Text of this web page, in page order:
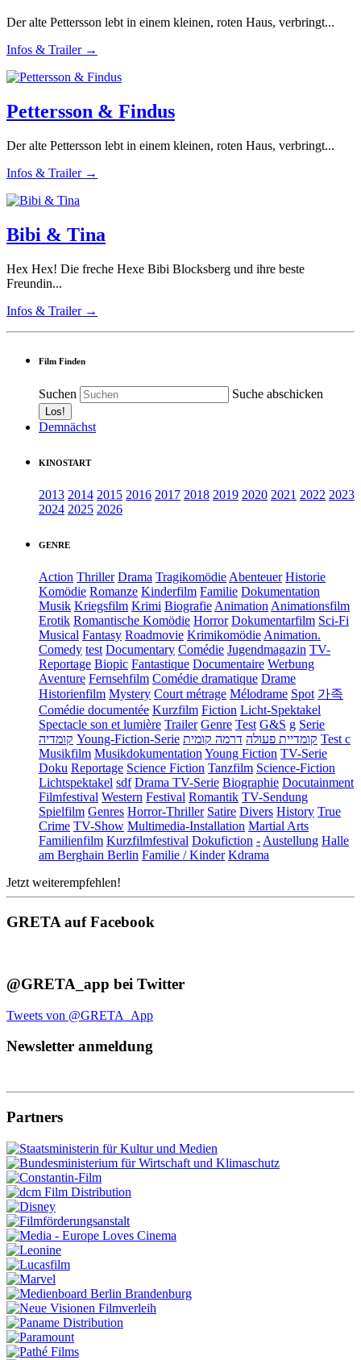
Der alte Pettersson lebt in einem kleinen, roten Haus, verbringt...
Infos & Trailer →
Pettersson & Findus
Der alte Pettersson lebt in einem kleinen, roten Haus, verbringt...
Infos & Trailer →
Bibi & Tina
Hex Hex! Die freche Hexe Bibi Blocksberg und ihre beste
Freundin...
Infos & Trailer →
Film Finden
Suchen Suche abschicken
Demnächst
KINOSTART
2013 2014 2015 2016 2017 2018 2019 2020 2021 2022 2023
2024 2025 2026
GENRE
Action Thriller Drama Tragikomödie Abenteuer Historie
Komödie Romanze Kinderfilm Familie Dokumentation
Musik Kriegsfilm Krimi Biografie Animation Animationsfilm
Erotik Romantische Komödie Horror Dokumentarfilm Sci-Fi
Musical Fantasy Roadmovie Krimikomödie Animation.
Comedy test Documentary Comédie Jugendmagazin TV-
Reportage Biopic Fantastique Documentaire Werbung
Aventure Fernsehfilm Comédie dramatique Drame
Historienfilm Mystery Court métrage Mélodrame Spot 가족
Comédie documentée Kurzfilm Fiction Licht-Spektakel
Spectacle son et lumière Trailer Genre Test G&S g Serie
קומדיה Young-Fiction-Serie קומדיית פעולה דרמה קומית
Test c
Musikfilm Musikdokumentation Young Fiction TV-Serie
Doku Reportage Science Fiction Tanzfilm Science-Fiction
Lichtspektakel sdf Drama TV-Serie Biographie Docutainment
Filmfestival Western Festival Romantik TV-Sendung
Spielfilm Genres Horror-Thriller Satire Divers History True
Crime TV-Show Multimedia-Installation Martial Arts
Familienfilm Kurzfilmfestival Dokufiction - Austellung Halle
am Berghain Berlin Familie / Kinder Kdrama
Jetzt weiterempfehlen!
GRETA auf Facebook
@GRETA_app bei Twitter
Tweets von @GRETA_App
Newsletter anmeldung
Partners